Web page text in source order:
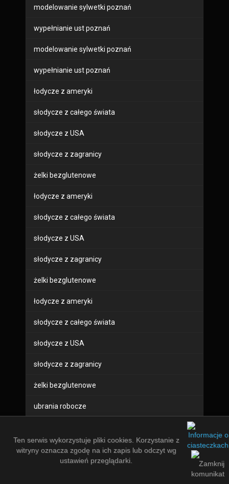
modelowanie sylwetki poznań
wypełnianie ust poznań
modelowanie sylwetki poznań
wypełnianie ust poznań
łodycze z ameryki
słodycze z całego świata
słodycze z USA
słodycze z zagranicy
żelki bezglutenowe
łodycze z ameryki
słodycze z całego świata
słodycze z USA
słodycze z zagranicy
żelki bezglutenowe
łodycze z ameryki
słodycze z całego świata
słodycze z USA
słodycze z zagranicy
żelki bezglutenowe
ubrania robocze
sprzęt bhp
Ten serwis wykorzystuje pliki cookies. Korzystanie z
witryny oznacza zgodę na ich zapis lub odczyt wg
ustawień przeglądarki.